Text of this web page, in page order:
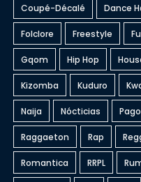
Coupé-Décalé Dance
Folclore Freestyle
Gqom Hip Hop
Kizomba Kuduro
Naija Nócticias
Raggaeton Rap
Romantica RRPL